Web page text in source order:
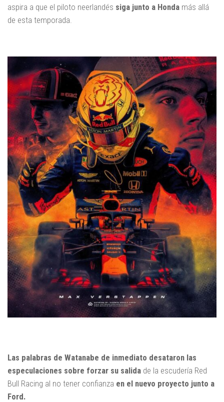
aspira a que el piloto neerlandés siga junto a Honda más allá
de esta temporada.
Las palabras de Watanabe de inmediato desataron las
especulaciones sobre forzar su salida de la escudería Red
Bull Racing al no tener confianza en el nuevo proyecto junto a
Ford.